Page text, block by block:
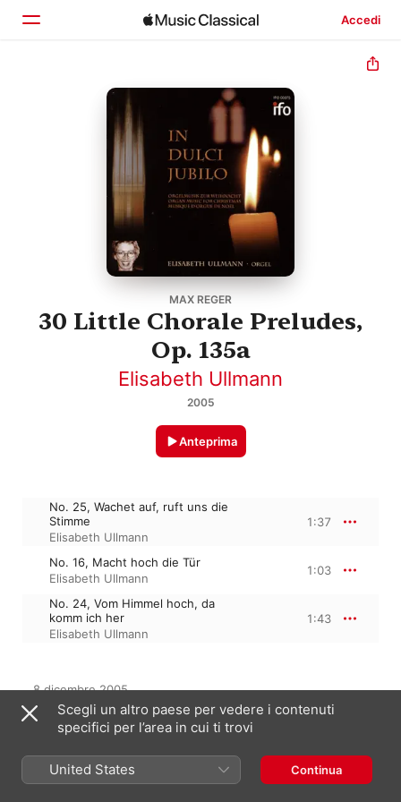
Accedi
MAX REGER
30 Little Chorale Preludes,
Op. 135a
Elisabeth Ullmann
2005
Anteprima
No. 25, Wachet auf, ruft uns die
Stimme
Elisabeth Ullmann
1:37
No. 16, Macht hoch die Tür
Elisabeth Ullmann
1:03
No. 24, Vom Himmel hoch, da
komm ich her
Elisabeth Ullmann
1:43
8 dicembre 2005
3 tracce, 4 minuti
℗ 2005 IFO Records
Dall’album
Scegli un altro paese per vedere i contenuti
specifici per l’area in cui ti trovi
United States Continua